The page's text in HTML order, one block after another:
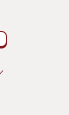
現してる作
中途半端に
す」ではな
気持ちい
っているの
ってるのが
なるという物
れぞれには
個人個人の
またま出会
という感じ